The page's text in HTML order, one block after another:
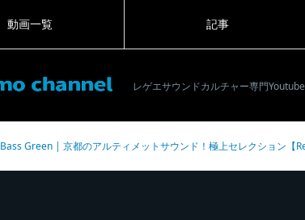
レゲエサウンドカルチャー専門
動画一覧 記事
Bass Green | 京都のアルティメットサウンド！極上セレクション【